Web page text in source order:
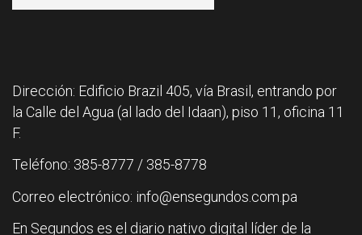
Dirección: Edificio Brazil 405, vía Brasil, entrando por
la Calle del Agua (al lado del Idaan), piso 11, oficina 11
F.
Teléfono: 385-8777 / 385-8778
Correo electrónico: info@ensegundos.com.pa
En Segundos es el diario nativo digital líder de la